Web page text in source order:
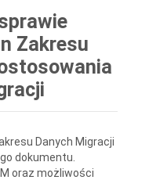
Zakresu
Danych Migracji
dokumentu.
oraz możliwości